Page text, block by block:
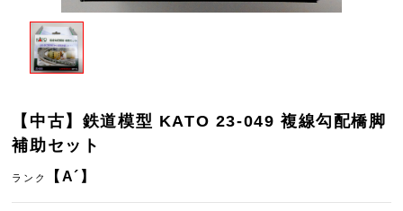
【中古】鉄道模型 KATO 23-049 複線勾配橋脚
補助セット
ランク 【A´】